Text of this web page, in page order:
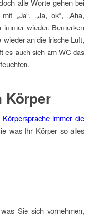
alle Worte gehen bei
„Ja“, „Ja, ok“, „Aha,
immer wieder. Bemerken
wieder an die frische Luft,
es auch sich am WC das
Körper
immer die
was Ihr Körper so alles
Sie sich vornehmen,